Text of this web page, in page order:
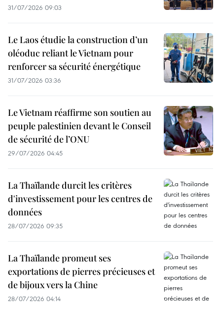
31/07/2026 09:03
Le Laos étudie la construction d’un
oléoduc reliant le Vietnam pour
renforcer sa sécurité énergétique
31/07/2026 03:36
Le Vietnam réaffirme son soutien au
peuple palestinien devant le Conseil
de sécurité de l’ONU
29/07/2026 04:45
La Thaïlande durcit les critères
d'investissement pour les centres de
données
28/07/2026 09:35
La Thaïlande promeut ses
exportations de pierres précieuses et
de bijoux vers la Chine
28/07/2026 04:14